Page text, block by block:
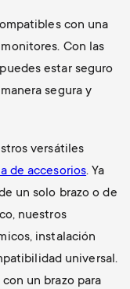
con una
Con las
estar seguro
segura y
versátiles
de accesorios. Ya
un solo brazo o de
nuestros
instalación
universal.
un brazo para